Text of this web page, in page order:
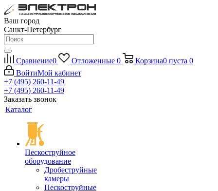
Ваш город
Санкт-Петербург
Сравнение0 Отложенные 0 Корзина0 пуста 0
ВойтиМой кабинет
+7 (495) 260-11-49
+7 (495) 260-11-49
Заказать звонок
Каталог
Пескоструйное
оборудование
Дробеструйные
камеры
Пескоструйные